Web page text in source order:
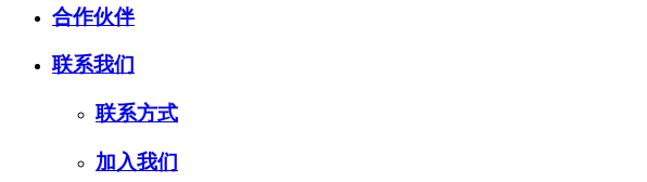
合作伙伴
联系我们
联系方式
加入我们